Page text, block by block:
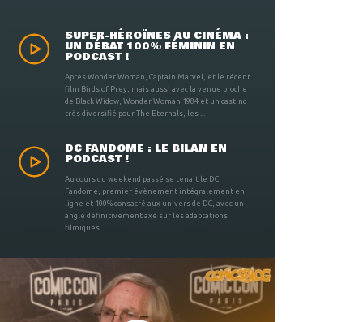
SUPER-HÉROÏNES AU CINÉMA :
UN DÉBAT 100% FÉMININ EN
PODCAST !
Après Wonder Woman, Captain Marvel, et le récent
film Birds of Prey, mais aussi avec la venue proche
de Black Widow, Wonder Woman 1984 et un casting
très diversifié pour The Eternals, les ...
DC FANDOME : LE BILAN EN
PODCAST !
Au cours du weekend passé se tenait le DC
Fandome, premier évènement intégralement en
ligne et 100% consacré aux univers de DC, avec un
angle définitivement axé sur les adaptations
filmiques ...